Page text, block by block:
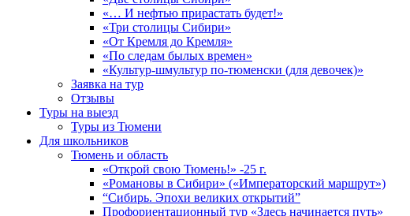
«… И нефтью прирастать будет!»
«Три столицы Сибири»
«От Кремля до Кремля»
«По следам былых времен»
«Культур-шмультур по-тюменски (для девочек)»
Заявка на тур
Отзывы
Туры на выезд
Туры из Тюмени
Для школьников
Тюмень и область
«Открой свою Тюмень!» -25 г.
«Романовы в Сибири» («Императорский маршрут»)
“Сибирь. Эпохи великих открытий”
Профориентационный тур «Здесь начинается путь»